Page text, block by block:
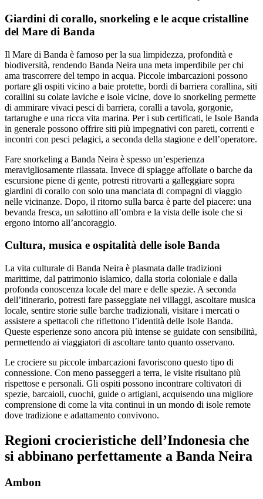
Giardini di corallo, snorkeling e le acque cristalline
del Mare di Banda
Il Mare di Banda è famoso per la sua limpidezza, profondità e
biodiversità, rendendo Banda Neira una meta imperdibile per chi
ama trascorrere del tempo in acqua. Piccole imbarcazioni possono
portare gli ospiti vicino a baie protette, bordi di barriera corallina, siti
corallini su colate laviche e isole vicine, dove lo snorkeling permette
di ammirare vivaci pesci di barriera, coralli a tavola, gorgonie,
tartarughe e una ricca vita marina. Per i sub certificati, le Isole Banda
in generale possono offrire siti più impegnativi con pareti, correnti e
incontri con pesci pelagici, a seconda della stagione e dell’operatore.
Fare snorkeling a Banda Neira è spesso un’esperienza
meravigliosamente rilassata. Invece di spiagge affollate o barche da
escursione piene di gente, potresti ritrovarti a galleggiare sopra
giardini di corallo con solo una manciata di compagni di viaggio
nelle vicinanze. Dopo, il ritorno sulla barca è parte del piacere: una
bevanda fresca, un salottino all’ombra e la vista delle isole che si
ergono intorno all’ancoraggio.
Cultura, musica e ospitalità delle isole Banda
La vita culturale di Banda Neira è plasmata dalle tradizioni
marittime, dal patrimonio islamico, dalla storia coloniale e dalla
profonda conoscenza locale del mare e delle spezie. A seconda
dell’itinerario, potresti fare passeggiate nei villaggi, ascoltare musica
locale, sentire storie sulle barche tradizionali, visitare i mercati o
assistere a spettacoli che riflettono l’identità delle Isole Banda.
Queste esperienze sono ancora più intense se guidate con sensibilità,
permettendo ai viaggiatori di ascoltare tanto quanto osservano.
Le crociere su piccole imbarcazioni favoriscono questo tipo di
connessione. Con meno passeggeri a terra, le visite risultano più
rispettose e personali. Gli ospiti possono incontrare coltivatori di
spezie, barcaioli, cuochi, guide o artigiani, acquisendo una migliore
comprensione di come la vita continui in un mondo di isole remote
dove tradizione e adattamento convivono.
Regioni crocieristiche dell’Indonesia che
si abbinano perfettamente a Banda Neira
Ambon